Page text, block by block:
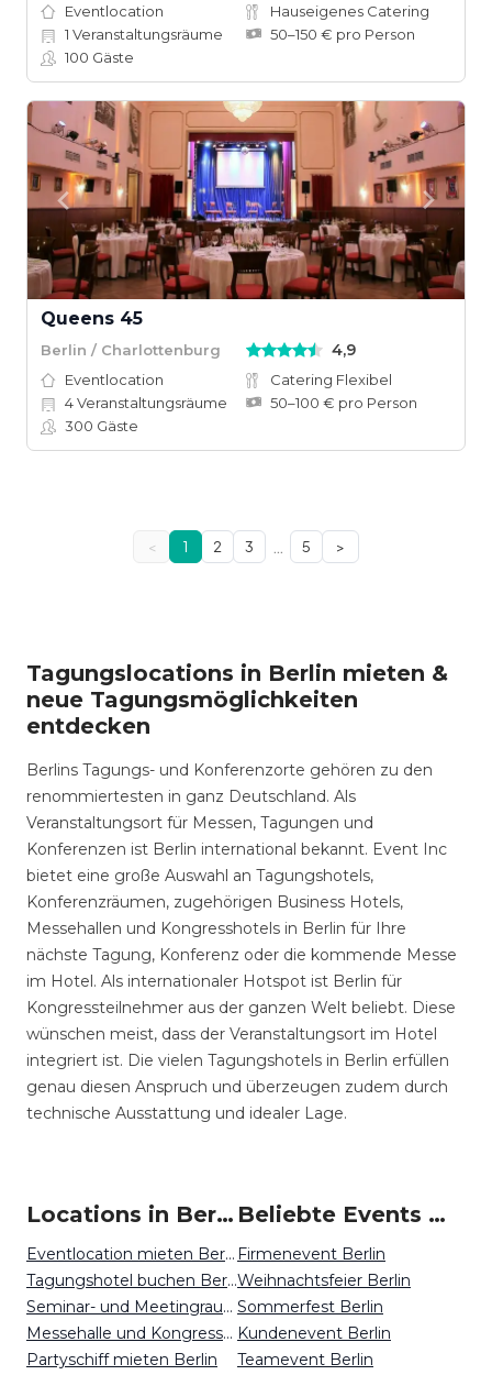
Eventlocation
Hauseigenes Catering
1 Veranstaltungsräume
50–150 € pro Person
100 Gäste
Queens 45
Berlin / Charlottenburg 4,9
Eventlocation
Catering Flexibel
4Veranstaltungsräume
50–100 € pro Person
300 Gäste
< 1 2 3 … 5 >
Tagungslocations in Berlin mieten &
neue Tagungsmöglichkeiten
entdecken
Berlins Tagungs- und Konferenzorte gehören zu den
renommiertesten in ganz Deutschland. Als
Veranstaltungsort für Messen, Tagungen und
Konferenzen ist Berlin international bekannt. Event Inc
bietet eine große Auswahl an Tagungshotels,
Konferenzräumen, zugehörigen Business Hotels,
Messehallen und Kongresshotels in Berlin für Ihre
nächste Tagung, Konferenz oder die kommende Messe
im Hotel. Als internationaler Hotspot ist Berlin für
Kongressteilnehmer aus der ganzen Welt beliebt. Diese
wünschen meist, dass der Veranstaltungsort im Hotel
integriert ist. Die vielen Tagungshotels in Berlin erfüllen
genau diesen Anspruch und überzeugen zudem durch
technische Ausstattung und idealer Lage.
Locations in Berlin mieten
Eventlocation mieten Berlin
Tagungshotel buchen Berlin
Seminar- und Meetingraum mieten Berlin
Messehalle und Kongresszentrum mieten Berlin
Partyschiff mieten Berlin
Beliebte Events in Berlin
Firmenevent Berlin
Weihnachtsfeier Berlin
Sommerfest Berlin
Kundenevent Berlin
Teamevent Berlin